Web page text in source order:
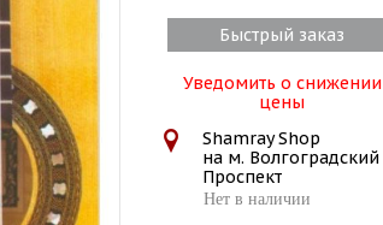
Быстрый заказ
Уведомить о снижении
цены
Shamray Shop
на м. Волгоградский
Проспект
Нет в наличии